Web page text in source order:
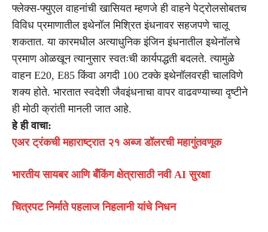
फ्लेक्स-फ्युएल वाहनांची खासियत म्हणजे ही वाहने पेट्रोलसोबतच
विविध प्रमाणातील इथेनॉल मिश्रित इंधनावर सहजपणे चालू
शकतात. या कारमधील अत्याधुनिक इंजिन इंधनातील इथेनॉलचे
प्रमाण ओळखून त्यानुसार स्वतःची कार्यपद्धती बदलते. त्यामुळे
वाहन E20, E85 किंवा अगदी 100 टक्के इथेनॉलवरही चालविणे
शक्य होते. भारतात स्वदेशी जैवइंधनाचा वापर वाढवण्याच्या दृष्टीने
ही मोठी क्रांती मानली जात आहे.
हे ही वाचा:
एअर ट्रंकची महाराष्ट्रात २१ अब्ज डॉलरची महागुंतवणूक
भारतीय सायबर आणि बँकिंग क्षेत्रासाठी नवी AI सुरक्षा
चित्रपट निर्माते पहलाज निहलानी यांचे निधन